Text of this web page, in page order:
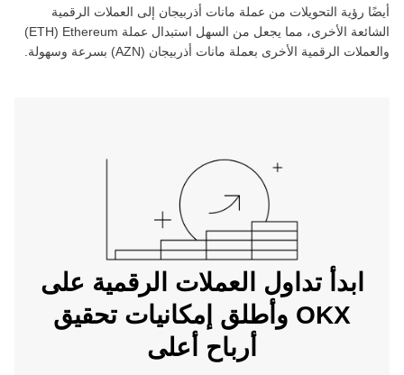
أيضًا رؤية التحويلات من عملة ‏ مانات أذربيجان إلى العملات الرقمية
الشائعة الأخرى، مما يجعل من السهل استبدال عملة ‏ Ethereum
(‏
ETH
)
والعملات الرقمية الأخرى بعملة ‏ مانات أذربيجان (‏
AZN) بسرعة وسهولة.
ابدأ تداول العملات الرقمية على
OKX وأطلق إمكانيات تحقيق
أرباح أعلى